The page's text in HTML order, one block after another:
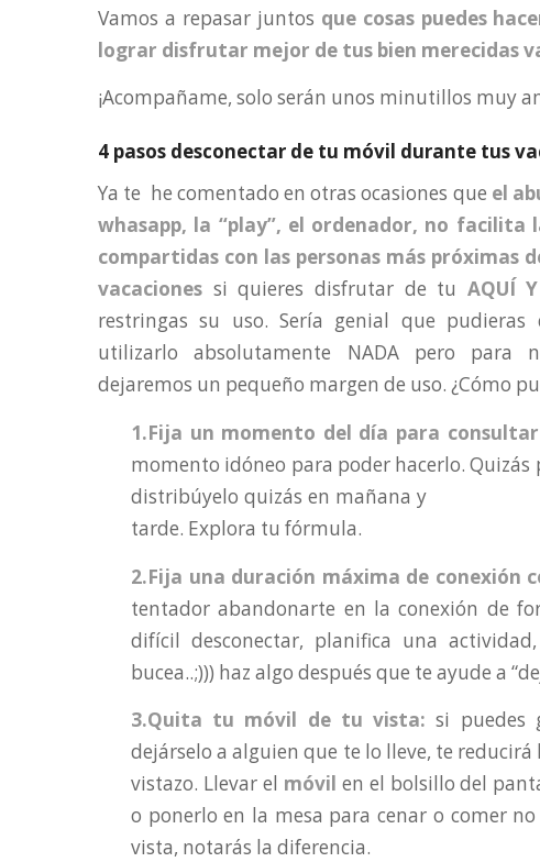
Vamos a repasar juntos que cosas puedes
lograr disfrutar mejor de tus bien merecidas
¡Acompañame, solo serán unos minutillos muy
4 pasos desconectar de tu móvil durante tus
Ya te he comentado en otras ocasiones que el
whasapp, la “play”, el ordenador, no facilita
compartidas con las personas más próximas
vacaciones si quieres disfrutar de tu AQUÍ
restringas su uso. Sería genial que pudieras
utilizarlo absolutamente NADA pero para
dejaremos un pequeño margen de uso. ¿Cómo
1.Fija un momento del día para
momento idóneo para poder hacerlo. Quizás
distribúyelo quizás en mañana y
tarde. Explora tu fórmula.
2.Fija una duración máxima de conexión
tentador abandonarte en la conexión de
difícil desconectar, planifica una
bucea..;))) haz algo después que te ayude a
3.Quita tu móvil de tu vista: si puedes
dejárselo a alguien que te lo lleve, te
vistazo. Llevar el móvil en el bolsillo del
o ponerlo en la mesa para cenar o comer
vista, notarás la diferencia.